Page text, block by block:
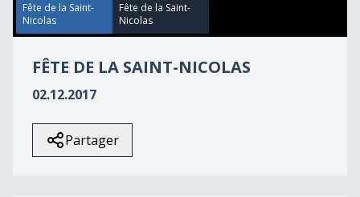
Fête de la Saint-
Nicolas
Fête de la Saint-
Nicolas
FÊTE DE LA SAINT-NICOLAS
02.12.2017
Partager